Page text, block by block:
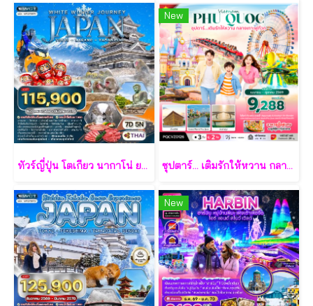
ทัวร์ญี่ปุ่น โตเกียว นากาโน่ ยามานาชิ 7 วัน - TG
New
ซุปตาร์... เติมรักให้หวาน กลางเกาะฟูก๊วก 3 วัน 2 คืน - VZ
New